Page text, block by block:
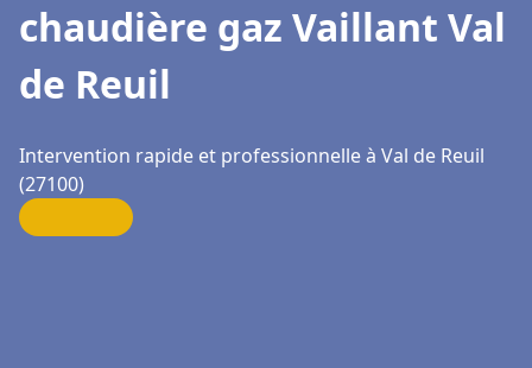
chaudière gaz Vaillant Val
de Reuil
Intervention rapide et professionnelle à Val de Reuil
(27100)